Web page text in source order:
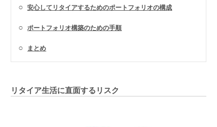
○安心してリタイアするためのポートフォリオの構成
○ ポートフォリオ構築のための手順
○ まとめ
リタイア生活に直面するリスク